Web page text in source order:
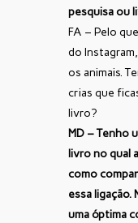
pesquisa ou
FA – Pelo
do
os animais.
crias que
livro?
MD – Tenho
livro no qual
como
essa ligação.
uma óptima